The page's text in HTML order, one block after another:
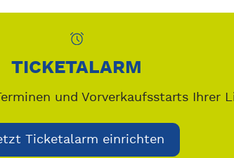
TICKETALARM
und Vorverkaufsstarts Ihrer
Ticketalarm einrichten